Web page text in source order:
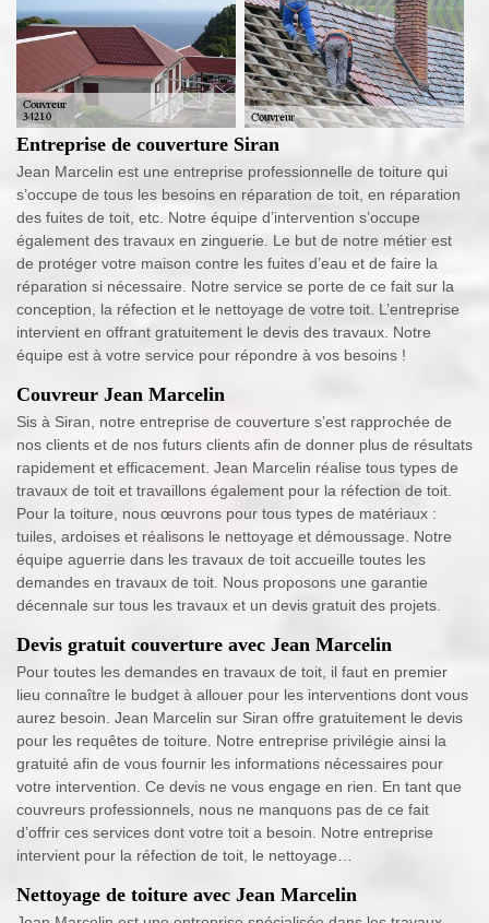
Entreprise de couverture Siran
Jean Marcelin est une entreprise professionnelle de toiture qui
s’occupe de tous les besoins en réparation de toit, en réparation
des fuites de toit, etc. Notre équipe d’intervention s’occupe
également des travaux en zinguerie. Le but de notre métier est
de protéger votre maison contre les fuites d’eau et de faire la
réparation si nécessaire. Notre service se porte de ce fait sur la
conception, la réfection et le nettoyage de votre toit. L’entreprise
intervient en offrant gratuitement le devis des travaux. Notre
équipe est à votre service pour répondre à vos besoins !
Couvreur Jean Marcelin
Sis à Siran, notre entreprise de couverture s’est rapprochée de
nos clients et de nos futurs clients afin de donner plus de résultats
rapidement et efficacement. Jean Marcelin réalise tous types de
travaux de toit et travaillons également pour la réfection de toit.
Pour la toiture, nous œuvrons pour tous types de matériaux :
tuiles, ardoises et réalisons le nettoyage et démoussage. Notre
équipe aguerrie dans les travaux de toit accueille toutes les
demandes en travaux de toit. Nous proposons une garantie
décennale sur tous les travaux et un devis gratuit des projets.
Devis gratuit couverture avec Jean Marcelin
Pour toutes les demandes en travaux de toit, il faut en premier
lieu connaître le budget à allouer pour les interventions dont vous
aurez besoin. Jean Marcelin sur Siran offre gratuitement le devis
pour les requêtes de toiture. Notre entreprise privilégie ainsi la
gratuité afin de vous fournir les informations nécessaires pour
votre intervention. Ce devis ne vous engage en rien. En tant que
couvreurs professionnels, nous ne manquons pas de ce fait
d’offrir ces services dont votre toit a besoin. Notre entreprise
intervient pour la réfection de toit, le nettoyage…
Nettoyage de toiture avec Jean Marcelin